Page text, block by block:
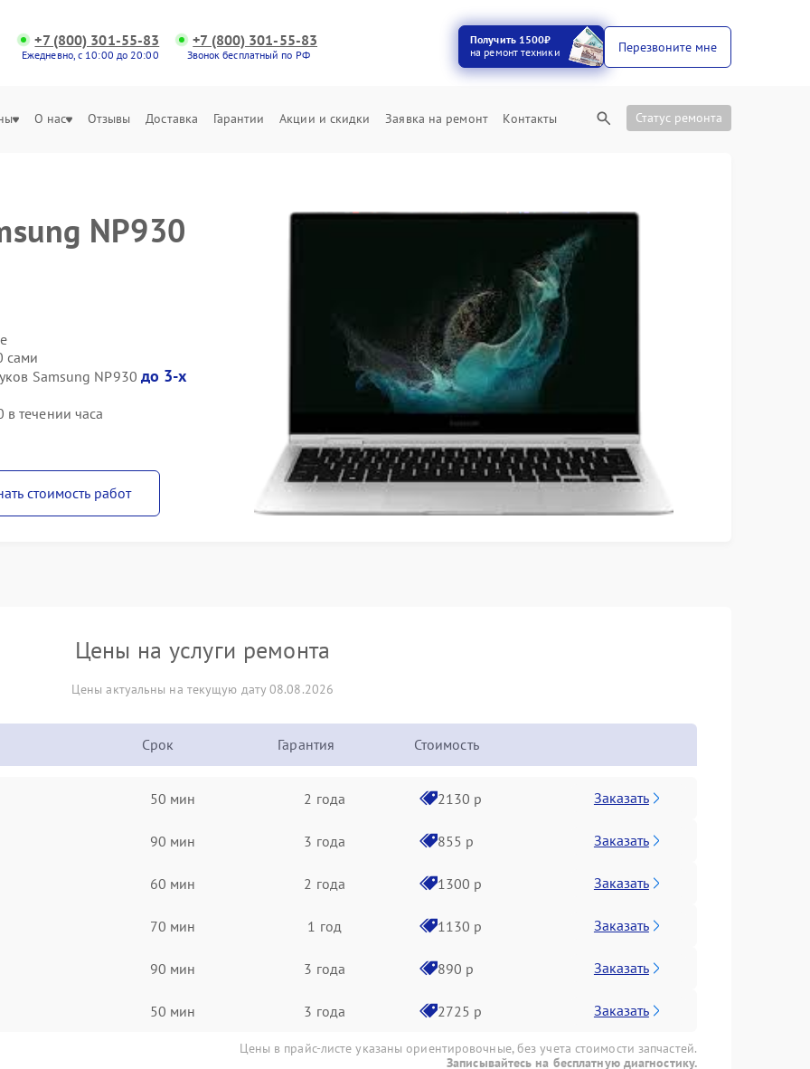
+7 (800) 301-55-83
Ежедневно, с 10:00 до 20:00
+7 (800) 301-55-83
Звонок бесплатный по РФ
Получить 1500₽
на ремонт техники
Перезвоните мне
О нас Отзывы Доставка Гарантии Акции и скидки Заявка на ремонт Контакты Статус ремонта
NP930
сами
Samsung NP930 до 3-х
течении часа
стоимость работ
Цены на услуги ремонта
Цены актуальны на текущую дату 08.08.2026
Срок Гарантия Стоимость
50 мин 2 года 2130 р Заказать
90 мин 3 года 855 р Заказать
60 мин 2 года 1300 р Заказать
70 мин 1 год 1130 р Заказать
90 мин 3 года 890 р Заказать
50 мин 3 года 2725 р Заказать
Цены в прайс-листе указаны ориентировочные, без учета стоимости запчастей.
Записывайтесь на бесплатную диагностику.